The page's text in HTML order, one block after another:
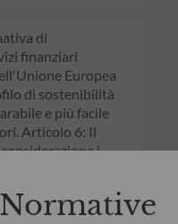
di
finanziari
Europea
di sostenibilità
e più facile
Articolo 6: Il
i
fattori legati alla